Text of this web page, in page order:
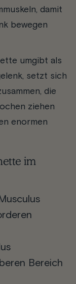
damit
bewegen
umgibt als
setzt sich
die
ziehen
enormen
im
Bereich